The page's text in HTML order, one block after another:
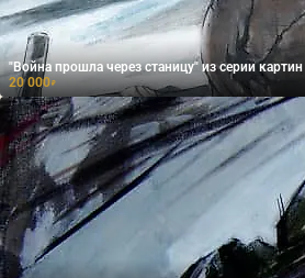
20 000₽